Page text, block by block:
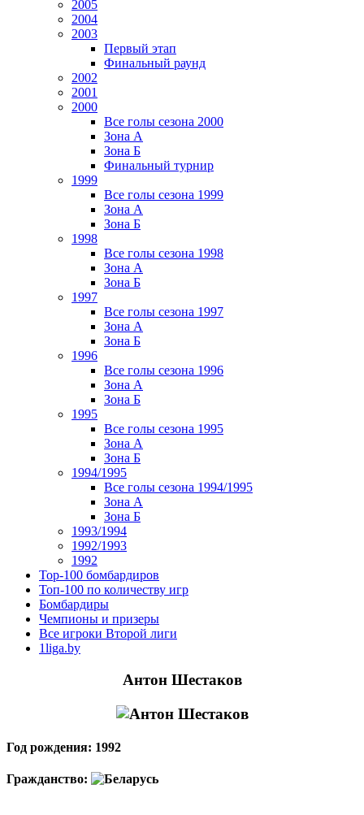
2005
2004
2003
Первый этап
Финальный раунд
2002
2001
2000
Все голы сезона 2000
Зона А
Зона Б
Финальный турнир
1999
Все голы сезона 1999
Зона А
Зона Б
1998
Все голы сезона 1998
Зона А
Зона Б
1997
Все голы сезона 1997
Зона А
Зона Б
1996
Все голы сезона 1996
Зона А
Зона Б
1995
Все голы сезона 1995
Зона А
Зона Б
1994/1995
Все голы сезона 1994/1995
Зона А
Зона Б
1993/1994
1992/1993
1992
Top-100 бомбардиров
Топ-100 по количеству игр
Бомбардиры
Чемпионы и призеры
Все игроки Второй лиги
1liga.by
Антон Шестаков
Год рождения: 1992
Гражданство: